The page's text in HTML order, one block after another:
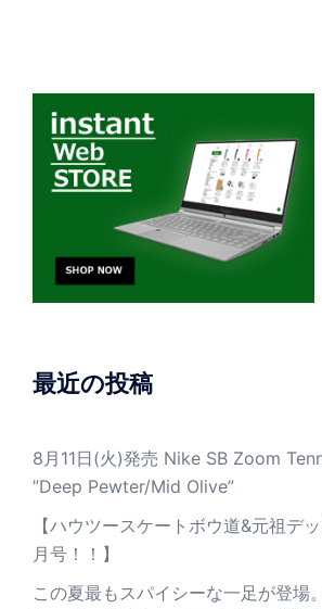
最近の投稿
8月11日(火)発売 Nike SB Zoom
”Deep Pewter/Mid Olive”
【ハウツースケートボウ道&元祖デ
月号！！】
この夏最もスパイシーな一足が登場